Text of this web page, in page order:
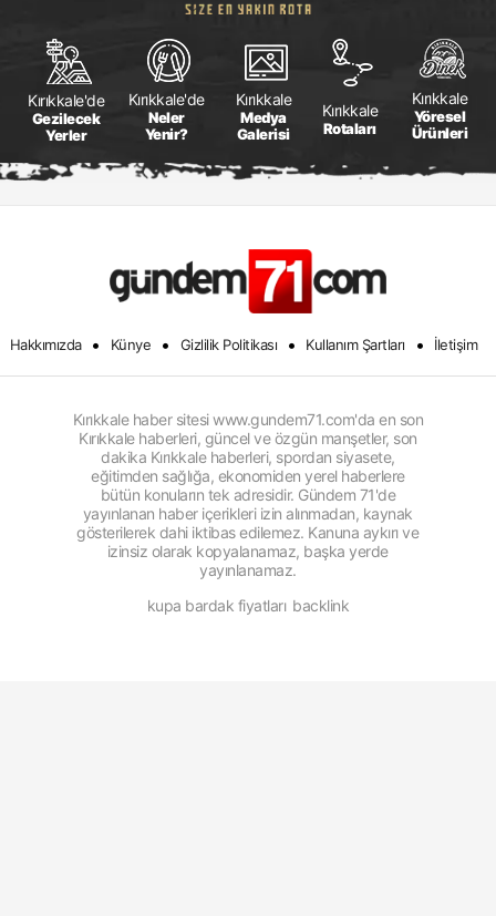
Kırıkkale'de
Gezilecek
Yerler
Kırıkkale'de
Neler
Yenir?
Kırıkkale
Medya
Galerisi
Kırıkkale
Rotaları
Kırıkkale
Yöresel
Ürünleri
Hakkımızda • Künye • Gizlilik Politikası • Kullanım Şartları • İletişim
Kırıkkale haber sitesi www.gundem71.com'da en son
Kırıkkale haberleri, güncel ve özgün manşetler, son
dakika Kırıkkale haberleri, spordan siyasete,
eğitimden sağlığa, ekonomiden yerel haberlere
bütün konuların tek adresidir. Gündem 71'de
yayınlanan haber içerikleri izin alınmadan, kaynak
gösterilerek dahi iktibas edilemez. Kanuna aykırı ve
izinsiz olarak kopyalanamaz, başka yerde
yayınlanamaz.
kupa bardak fiyatları backlink